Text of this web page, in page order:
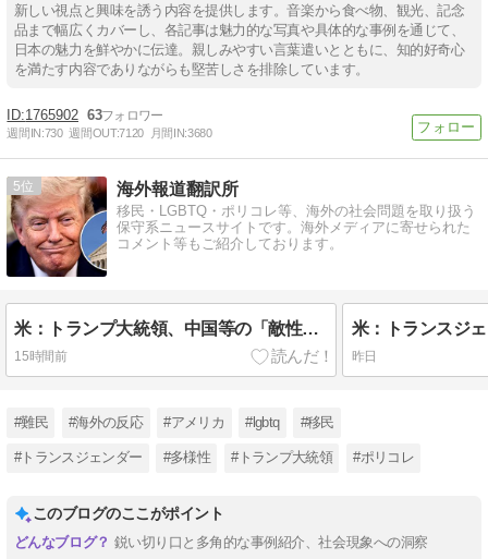
新しい視点と興味を誘う内容を提供します。音楽から食べ物、観光、記念
品まで幅広くカバーし、各記事は魅力的な写真や具体的な事例を通じて、
日本の魅力を鮮やかに伝達。親しみやすい言葉遣いとともに、知的好奇心
を満たす内容でありながらも堅苦しさを排除しています。
1765902 63
週間IN:730 週間OUT:7120 月間IN:3680
5 海外報道翻訳所
移民・LGBTQ・ポリコレ等、海外の社会問題を取り扱う
保守系ニュースサイトです。海外メディアに寄せられた
コメント等もご紹介しております。
米：トランプ大統領、中国等の「敵性外国人」による「米国籍目的の出産ツーリズム禁止令」に署名…寄生侵略防止へ[海外の反応]
15時間前 昨日
#難民 #海外の反応 #アメリカ #lgbtq #移民
#トランスジェンダー #多様性 #トランプ大統領 #ポリコレ
このブログのここがポイント
鋭い切り口と多角的な事例紹介、社会現象への洞察